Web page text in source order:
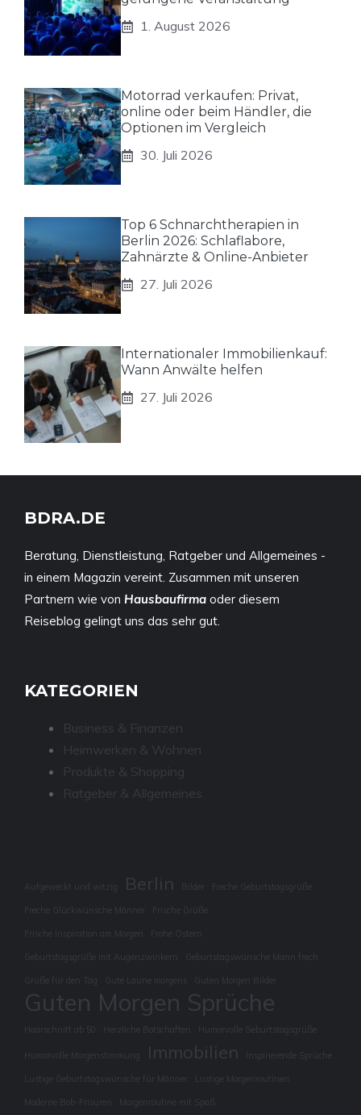
1. August 2026
Motorrad verkaufen: Privat,
online oder beim Händler, die
Optionen im Vergleich
30. Juli 2026
Top 6 Schnarchtherapien in
Berlin 2026: Schlaflabore,
Zahnärzte & Online-Anbieter
27. Juli 2026
Internationaler Immobilienkauf:
Wann Anwälte helfen
27. Juli 2026
BDRA.DE
Beratung, Dienstleistung, Ratgeber und Allgemeines -
in einem Magazin vereint. Zusammen mit unseren
Partnern wie von Hausbaufirma oder diesem
Reiseblog gelingt uns das sehr gut.
KATEGORIEN
Business & Finanzen
Heimwerken & Wohnen
Produkte & Shopping
Ratgeber & Allgemeines
Aufgeweckt und witzig Berlin Bilder Freche Geburtstagsgrüße
Freche Glückwünsche Männer Frische Grüße
Frische Inspiration am Morgen Frohe Ostern
Geburtstagsgrüße mit Augenzwinkern Geburtstagswünsche Mann frech
Grüße für den Tag Gute Laune morgens Guten Morgen Bilder
Guten Morgen Sprüche
Haarschnitt ab 50 Herzliche Botschaften Humorvolle Geburtstagsgrüße
Humorvolle Morgenstimmung Immobilien Inspirierende Sprüche
Lustige Geburtstagswünsche für Männer Lustige Morgenroutinen
Moderne Bob-Frisuren Morgenroutine mit Spaß